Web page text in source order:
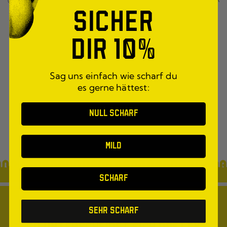
SICHER
DIR 10%
Sag uns einfach wie scharf du
es gerne hättest:
NULL SCHARF
MILD
SCHARF
Sehr scharf